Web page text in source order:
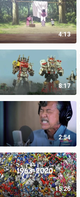
4:13
8:17
2:54
15:26